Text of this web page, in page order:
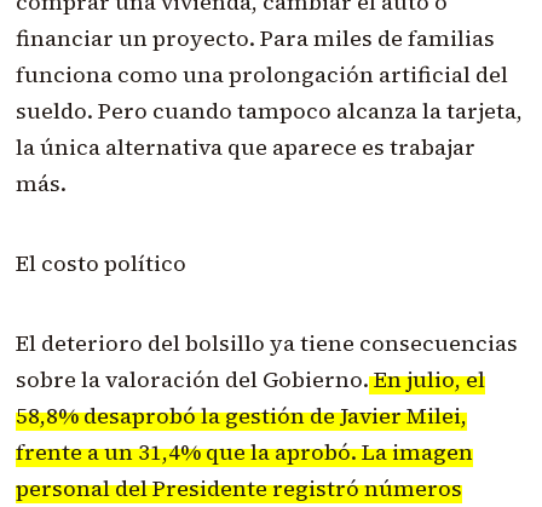
financiar un proyecto. Para miles de familias
funciona como una prolongación artificial del
sueldo. Pero cuando tampoco alcanza la tarjeta,
la única alternativa que aparece es trabajar
más.
El costo político
El deterioro del bolsillo ya tiene consecuencias
sobre la valoración del Gobierno.En julio, el
58,8% desaprobó la gestión de Javier Milei,
frente a un 31,4% que la aprobó. La imagen
personal del Presidente registró números